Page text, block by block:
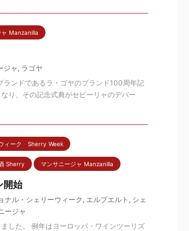
Manzanilla
ジャ, ラゴヤ
ンドであるラ・ゴヤのブランド100周年記
り、その記念式典がセビーリャのデパー
ィーク Sherry Week
Sherry マンサニージャ Manzanilla
開始
ナル・シェリーウィーク, エルプエルト , シェ
ージャ
した。 例年はヨーロッパ・ワインツーリズ